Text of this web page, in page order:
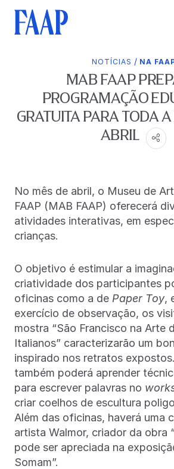
NOTÍCIAS / NA
MAB FAAP
PROGRAMAÇÃO
GRATUITA PARA TODA
ABRIL
No mês de abril, o Museu de
FAAP (MAB FAAP) oferecerá
atividades interativas, em
crianças.
O objetivo é estimular a
criatividade dos participantes
oficinas como a de Paper Toy,
exercício de observação, os
mostra “São Francisco na Arte
Italianos” caracterizarão um
inspirado nos retratos
também poderá aprender
para escrever palavras no
criar coelhos de escultura
Além das oficinas, haverá uma
artista Walmor, criador da obra
pode ser apreciada na
Somam”.